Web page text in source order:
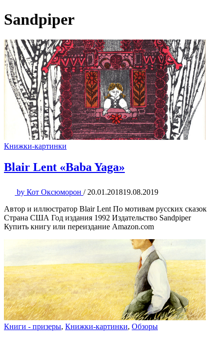
Sandpiper
Книжки-картинки
Blair Lent «Baba Yaga»
by Кот Оксюморон / 20.01.201819.08.2019
Автор и иллюстратор Blair Lent По мотивам русских сказок
Страна США Год издания 1992 Издательство Sandpiper
Купить книгу или переиздание Amazon.com
Книги - призеры, Книжки-картинки, Обзоры